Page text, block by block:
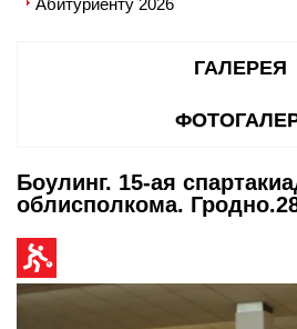
ГАЛЕРЕЯ
Боулинг. 15-ая
облисполкома.